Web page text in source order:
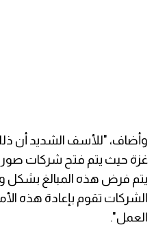
وأضاف، "للأسف الشديد أن
غزة حيث يتم فتح شركات
يتم فرض هذه المبالغ بشكل
الشركات تقوم بإعادة هذه
العمل".